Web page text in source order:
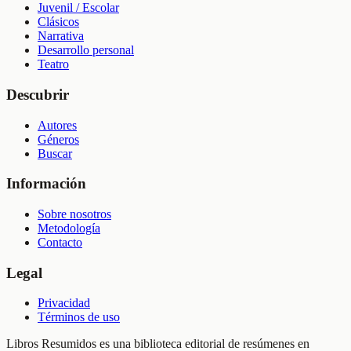
Juvenil / Escolar
Clásicos
Narrativa
Desarrollo personal
Teatro
Descubrir
Autores
Géneros
Buscar
Información
Sobre nosotros
Metodología
Contacto
Legal
Privacidad
Términos de uso
Libros Resumidos es una biblioteca editorial de resúmenes en